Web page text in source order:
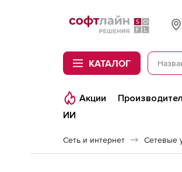
Softline
КАТАЛОГ
Акции
ИИ
Сеть и интернет Сетевые